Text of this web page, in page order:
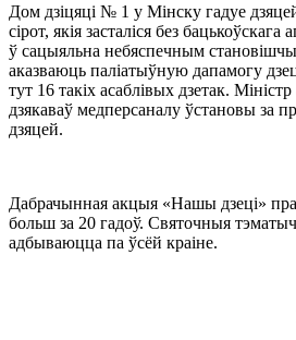
Дом дзіцяці № 1 у Мінску гадуе
сірот, якія засталіся без бацькоўскага
ў сацыяльна небяспечным
аказваюць паліатыўную дапамогу
тут 16 такіх асаблівых дзетак.
дзякаваў медперсаналу ўстановы за
дзяцей.
Дабрачынная акцыя «Нашы дзеці»
больш за 20 гадоў. Святочныя
адбываюцца па ўсёй краіне.